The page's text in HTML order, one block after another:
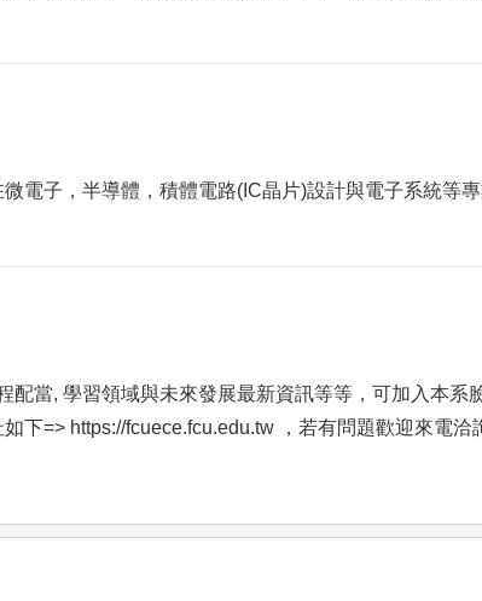
電子，半導體，積體電路(IC晶片)設計與電子系統等
當, 學習領域與未來發展最新資訊等等，可加入本系
下=> https://fcuece.fcu.edu.tw ，若有問題歡迎來電洽